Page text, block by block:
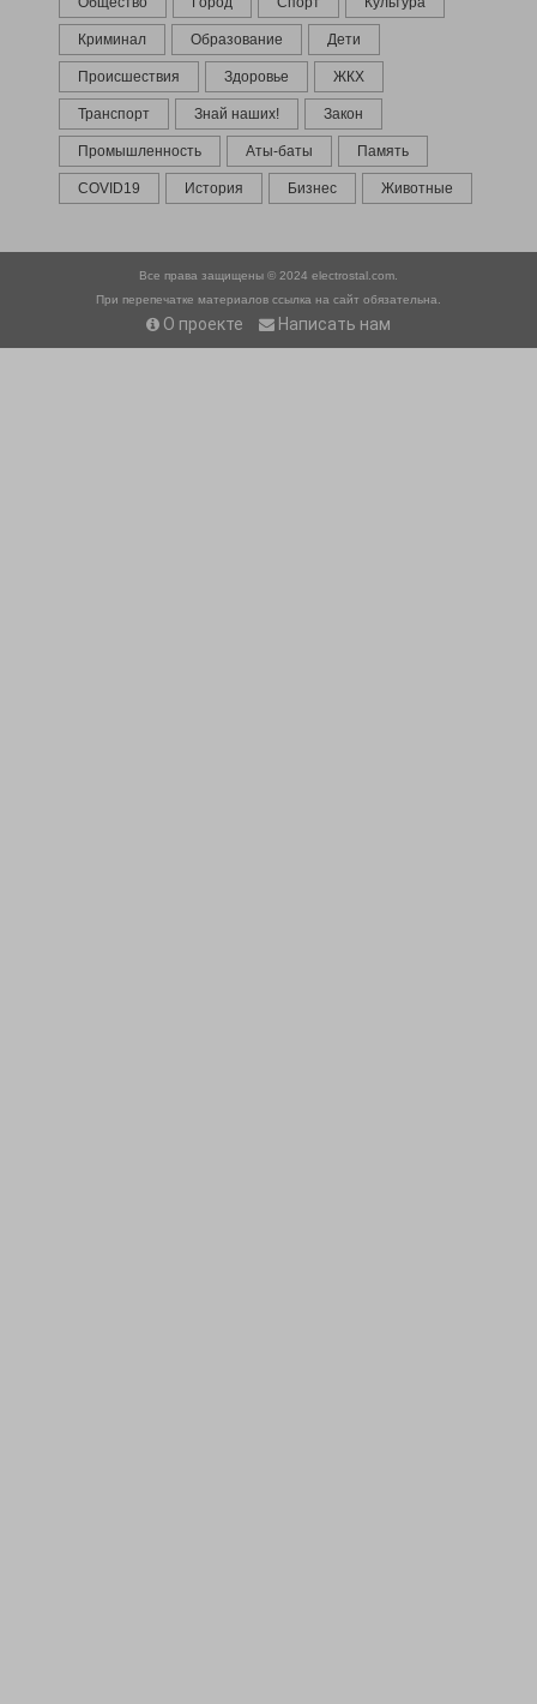
Криминал Образование Дети
Происшествия Здоровье ЖКХ
Транспорт Знай наших! Закон
Промышленность Аты-баты Память
COVID19 История Бизнес Животные
Все права защищены © 2024 electrostal.com.
При перепечатке материалов ссылка на сайт обязательна.
О проекте Написать нам